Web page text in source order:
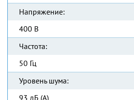
Напряжение:
400 В
Частота:
50 Гц
Уровень шума:
93 дБ (А)